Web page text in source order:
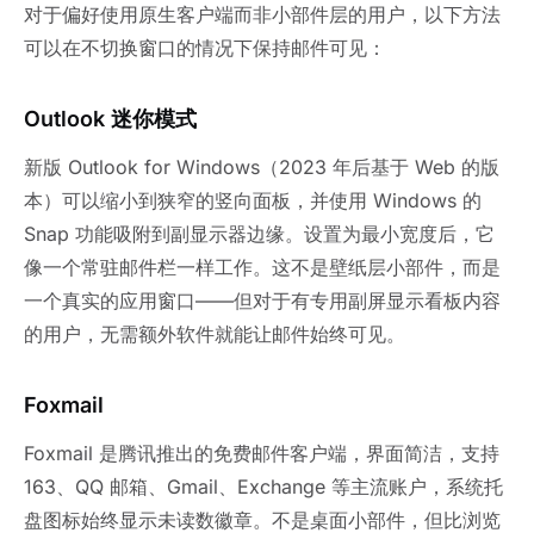
对于偏好使用原生客户端而非小部件层的用户，以下方法
可以在不切换窗口的情况下保持邮件可见：
Outlook 迷你模式
新版 Outlook for Windows（2023 年后基于 Web 的版
本）可以缩小到狭窄的竖向面板，并使用 Windows 的
Snap 功能吸附到副显示器边缘。设置为最小宽度后，它
像一个常驻邮件栏一样工作。这不是壁纸层小部件，而是
一个真实的应用窗口——但对于有专用副屏显示看板内容
的用户，无需额外软件就能让邮件始终可见。
Foxmail
Foxmail 是腾讯推出的免费邮件客户端，界面简洁，支持
163、QQ 邮箱、Gmail、Exchange 等主流账户，系统托
盘图标始终显示未读数徽章。不是桌面小部件，但比浏览